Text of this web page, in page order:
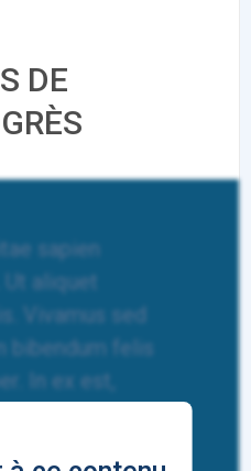
DE
sapien
aliquet
Vivamus sed
bibendum felis
In ex est,